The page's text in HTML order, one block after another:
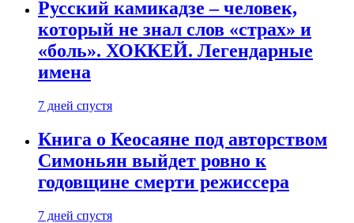
Русский камикадзе – человек,
который не знал слов «страх» и
«боль». ХОККЕЙ. Легендарные
имена
7 дней спустя
Книга о Кеосаяне под авторством
Симоньян выйдет ровно к
годовщине смерти режиссера
7 дней спустя